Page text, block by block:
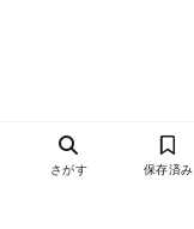
さがす 保存済み